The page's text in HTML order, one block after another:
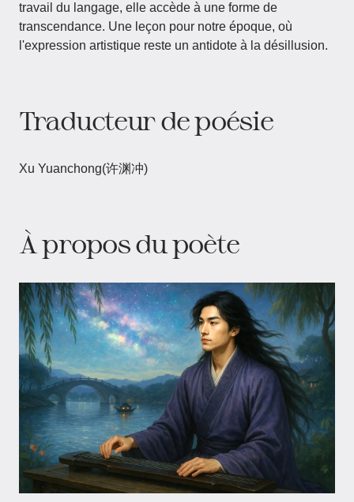
travail du langage, elle accède à une forme de
transcendance. Une leçon pour notre époque, où
l'expression artistique reste un antidote à la désillusion.
Traducteur de poésie
Xu Yuanchong(许渊冲)
À propos du poète